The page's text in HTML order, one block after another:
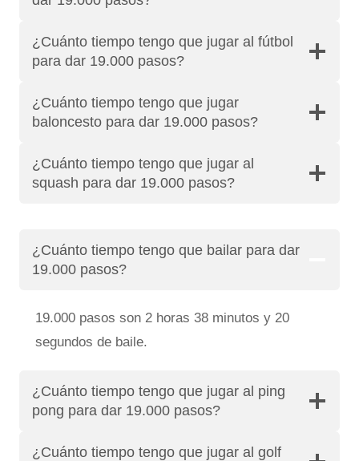
¿Cuánto tiempo tengo que jugar al fútbol
para dar 19.000 pasos?
¿Cuánto tiempo tengo que jugar
baloncesto para dar 19.000 pasos?
¿Cuánto tiempo tengo que jugar al
squash para dar 19.000 pasos?
¿Cuánto tiempo tengo que bailar para dar
19.000 pasos?
19.000 pasos son 2 horas 38 minutos y 20
segundos de baile.
¿Cuánto tiempo tengo que jugar al ping
pong para dar 19.000 pasos?
¿Cuánto tiempo tengo que jugar al golf